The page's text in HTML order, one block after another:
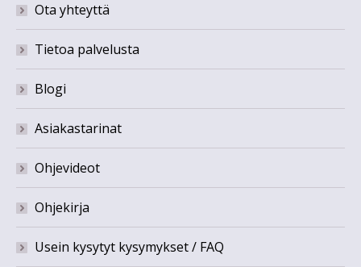
Ota yhteyttä
Tietoa palvelusta
Blogi
Asiakastarinat
Ohjevideot
Ohjekirja
Usein kysytyt kysymykset / FAQ